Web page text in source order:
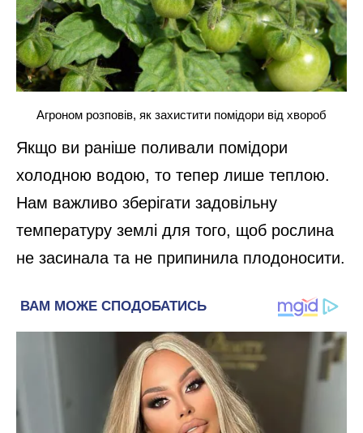
Агроном розповів, як захистити помідори від хвороб
Якщо ви раніше поливали помідори
холодною водою, то тепер лише теплою.
Нам важливо зберігати задовільну
температуру землі для того, щоб рослина
не засинала та не припинила плодоносити.